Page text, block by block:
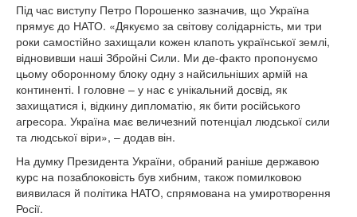
Під час виступу Петро Порошенко зазначив, що Україна
прямує до НАТО. «Дякуємо за світову солідарність, ми три
роки самостійно захищали кожен клапоть української землі,
відновивши наші Збройні Сили. Ми де-факто пропонуємо
цьому оборонному блоку одну з найсильніших армій на
континенті. І головне – у нас є унікальний досвід, як
захищатися і, відкину дипломатію, як бити російського
агресора. Україна має величезний потенціал людської сили
та людської віри», – додав він.
На думку Президента України, обраний раніше державою
курс на позаблоковість був хибним, також помилковою
виявилася й політика НАТО, спрямована на умиротворення
Росії.